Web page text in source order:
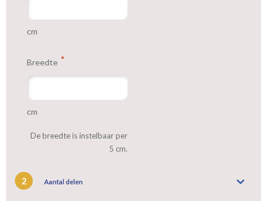
cm
Breedte
cm
De breedte is instelbaar per
5 cm.
2 Aantal delen